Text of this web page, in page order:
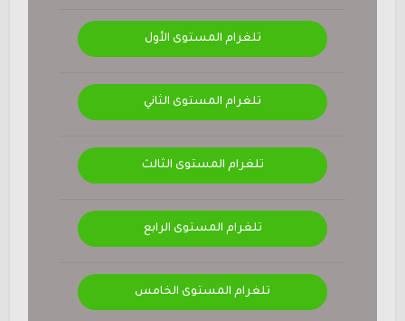
تلغرام المستوى الأول
تلغرام المستوى الثاني
تلغرام المستوى الثالث
تلغرام المستوى الرابع
تلغرام المستوى الخامس